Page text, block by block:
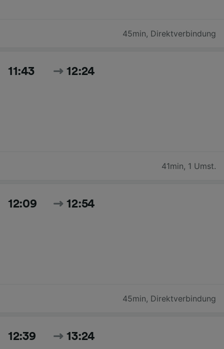
45min, Direktverbindung
11:43 12:24
41min, 1 Umst.
12:09 12:54
45min, Direktverbindung
12:39 13:24